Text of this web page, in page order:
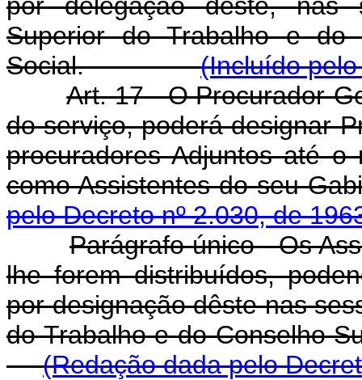
Superior do Trabalho e do
Social.(Incluído
Art. 17 - O Procurador-
do serviço, poderá designar
procuradores Adjuntos até
como Assistentes
pelo Decreto nº 2.030, de
Parágrafo único - Os
lhe forem distribuídos,
por designação dêste nas
do Trabalho e do
(Redação dada pelo